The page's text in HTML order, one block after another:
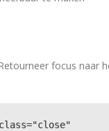
focus naar